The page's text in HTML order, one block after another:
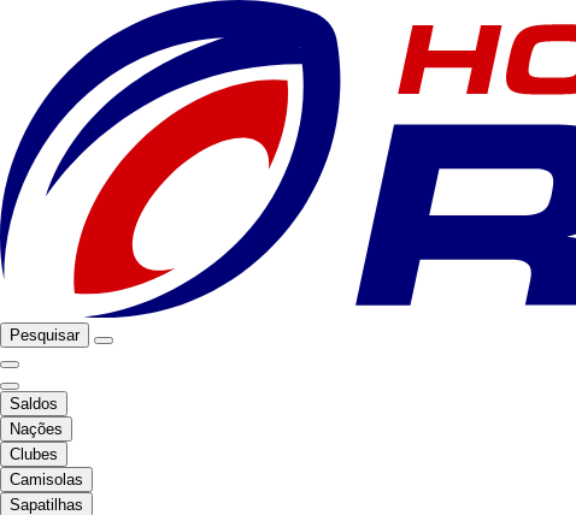
Pesquisar
Saldos
Nações
Clubes
Camisolas
Sapatilhas